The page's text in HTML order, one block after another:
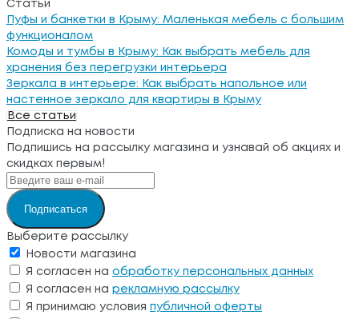
Статьи
Пуфы и банкетки в Крыму: Маленькая мебель с большим
функционалом
Комоды и тумбы в Крыму: Как выбрать мебель для
хранения без перегрузки интерьера
Зеркала в интерьере: Как выбрать напольное или
настенное зеркало для квартиры в Крыму
Все статьи
Подписка на новости
Подпишись на рассылку магазина и узнавай об акциях и
скидках первым!
Подписаться
Выберите рассылку
Новости магазина
Я согласен на обработку персональных данных
Я согласен на рекламную рассылку
Я принимаю условия
публичной оферты